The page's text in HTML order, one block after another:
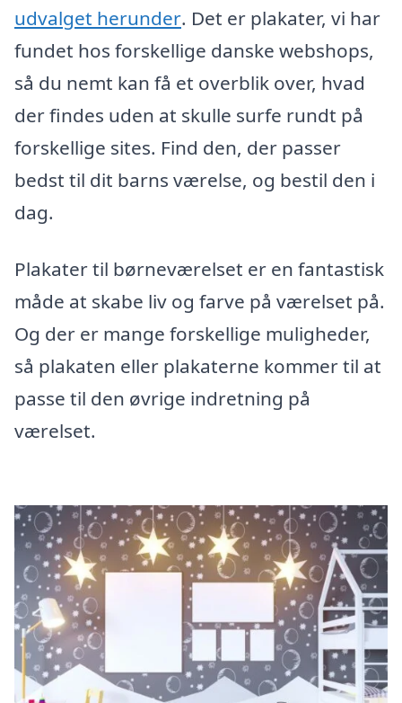
udvalget herunder. Det er plakater, vi har
fundet hos forskellige danske webshops,
så du nemt kan få et overblik over, hvad
der findes uden at skulle surfe rundt på
forskellige sites. Find den, der passer
bedst til dit barns værelse, og bestil den i
dag.
Plakater til børneværelset er en fantastisk
måde at skabe liv og farve på værelset på.
Og der er mange forskellige muligheder,
så plakaten eller plakaterne kommer til at
passe til den øvrige indretning på
værelset.